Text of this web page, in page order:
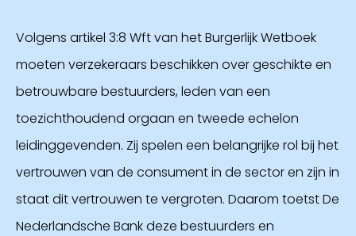
Volgens artikel 3:8 Wft van het Burgerlijk Wetboek
moeten verzekeraars beschikken over geschikte en
betrouwbare bestuurders, leden van een
toezichthoudend orgaan en tweede echelon
leidinggevenden. Zij spelen een belangrijke rol bij het
vertrouwen van de consument in de sector en zijn in
staat dit vertrouwen te vergroten. Daarom toetst De
Nederlandsche Bank deze bestuurders en